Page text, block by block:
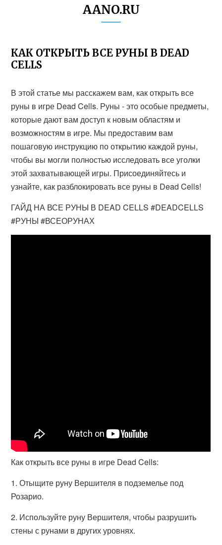
AANO.RU
КАК ОТКРЫТЬ ВСЕ РУНЫ В DEAD
CELLS
В этой статье мы расскажем вам, как открыть все
руны в игре Dead Cells. Руны - это особые предметы,
которые дают вам доступ к новым областям и
возможностям в игре. Мы предоставим вам
пошаговую инструкцию по открытию каждой руны,
чтобы вы могли полностью исследовать все уголки
этой захватывающей игры. Присоединяйтесь и
узнайте, как разблокировать все руны в Dead Cells!
ГАЙД НА ВСЕ РУНЫ В DEAD CELLS #DEADCELLS
#РУНЫ #ВСЕОРУНАХ
Как открыть все руны в игре Dead Cells:
1. Отыщите руну Вершителя в подземелье под
Розарио.
2. Используйте руну Вершителя, чтобы разрушить
стены с рунами в других уровнях.